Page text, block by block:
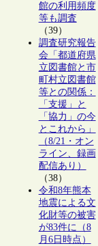
館の利用頻度
等も調査
（39）
調査研究報告
会「都道府県
立図書館と市
町村立図書館
等との関係：
「支援」と
「協力」の今
とこれから」
（8/21・オン
ライン、録画
配信あり）
（38）
令和8年熊本
地震による文
化財等の被害
が83件に（8
月6日時点）